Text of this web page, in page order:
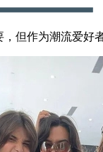
作为潮流爱好者